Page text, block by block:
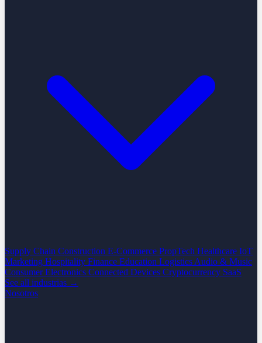
Supply Chain Construction E-Commerce PropTech Healthcare IoT
Marketing Hospitality Finance Education Logistics Audio & Music
Consumer Electronics Connected Devices Cryptocurrency SaaS
See all industrias →
Nosotros